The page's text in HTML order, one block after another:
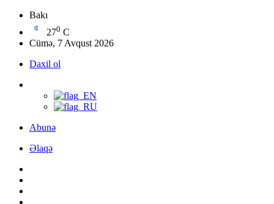
Bakı
270 C
Cümə, 7 Avqust 2026
Daxil ol
Abunə
Əlaqə